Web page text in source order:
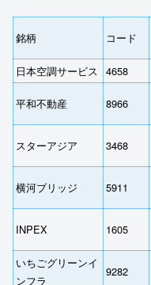
銘柄 コード
日本空調サービス
4658
平和不動産 8966
スターアジア 3468
横河ブリッジ 5911
INPEX 1605
いちごグリーンイ
ンフラ
9282